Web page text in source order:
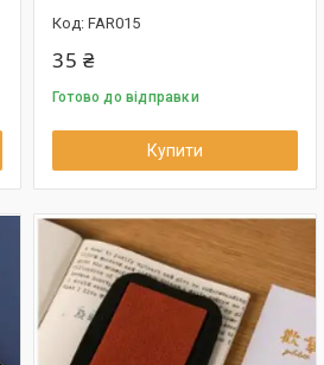
FAR015
35 ₴
Готово до відправки
Купити